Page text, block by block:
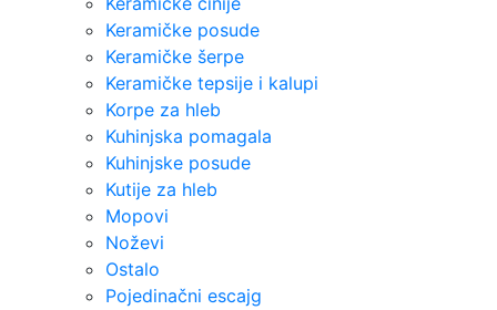
Keramičke posude
Keramičke šerpe
Keramičke tepsije i kalupi
Korpe za hleb
Kuhinjska pomagala
Kuhinjske posude
Kutije za hleb
Mopovi
Noževi
Ostalo
Pojedinačni escajg